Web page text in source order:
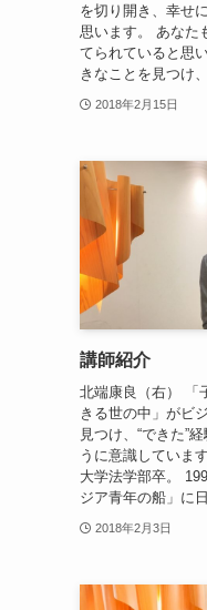
を切り開き、幸せ
思います。 あなた
てられていると思
きなことを見つけ
2018年2月15日
講師紹介
北端康良（右） 「
きる世の中」がビ
見つけ、“できた”
うに意識していま
大学法学部卒。
ジア青年の船」に
2018年2月3日